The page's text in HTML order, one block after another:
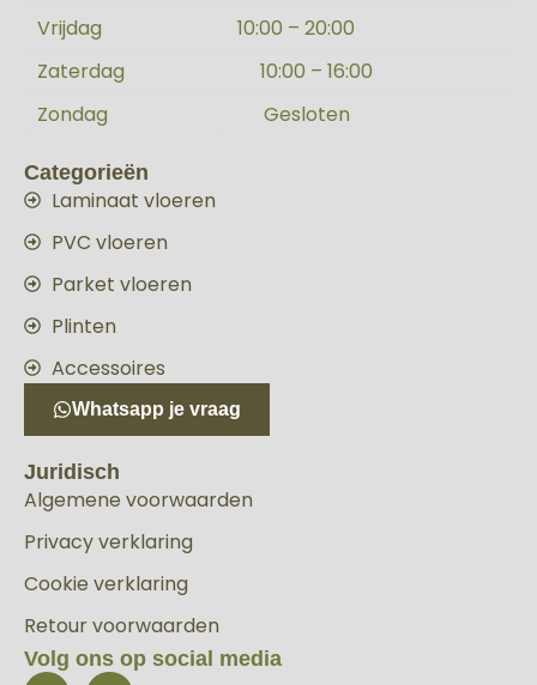
Vrijdag
10:00 – 20:00
Zaterdag
10:00 – 16:00
Zondag
Gesloten
Categorieën
Laminaat vloeren
PVC vloeren
Parket vloeren
Plinten
Accessoires
Whatsapp je vraag
Juridisch
Algemene voorwaarden
Privacy verklaring
Cookie verklaring
Retour voorwaarden
Volg ons op social media